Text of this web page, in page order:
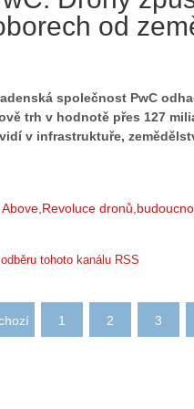
od
společnost PwC
trh v hodnotě přes 127
v infrastruktuře,
Revoluce dronů
tohoto kanálu RSS
1 2 3
.
č
í
e
s
k